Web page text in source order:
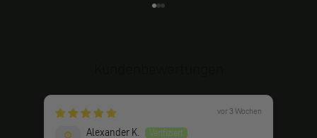
vor 3 Wochen
Alexander K.